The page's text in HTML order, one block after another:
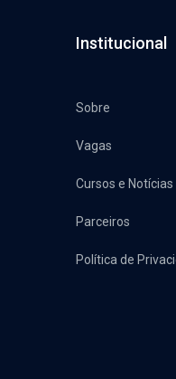
Institucional
Sobre
Vagas
Cursos e Notícias
Parceiros
Política de